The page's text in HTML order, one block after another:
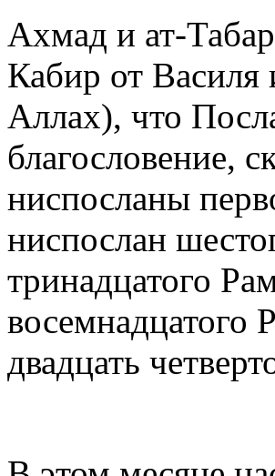
Ахмад и ат-
Кабир от Василя
Аллах), что
благословение,
ниспосланы
ниспослан
тринадцатого
восемнадцатого
двадцать